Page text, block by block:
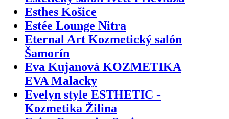
Esthes Košice
Estée Lounge Nitra
Eternal Art Kozmetický salón
Šamorín
Eva Kujanová KOZMETIKA
EVA Malacky
Evelyn style ESTHETIC -
Kozmetika Žilina